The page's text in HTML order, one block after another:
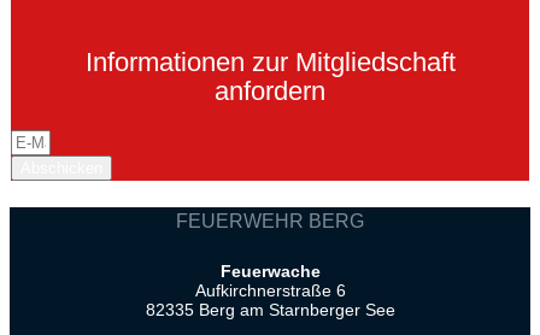
Informationen zur Mitgliedschaft
anfordern
FEUERWEHR BERG
Feuerwache
Aufkirchnerstraße 6
82335 Berg am Starnberger See